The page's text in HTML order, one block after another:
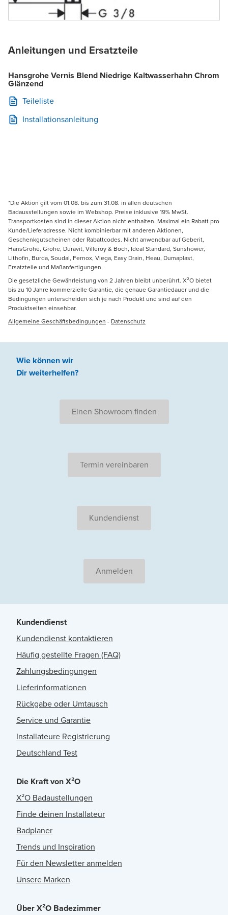
Anleitungen und Ersatzteile
Hansgrohe Vernis Blend Niedrige Kaltwasserhahn Chrom
Glänzend
Teileliste
Installationsanleitung
*Die Aktion gilt vom 01.08. bis zum 31.08. in allen deutschen
Badausstellungen sowie im Webshop. Preise inklusive 19% MwSt.
Transportkosten sind in dieser Aktion nicht enthalten. Maximal ein Rabatt pro
Kunde/Lieferadresse. Nicht kombinierbar mit anderen Aktionen,
Geschenkgutscheinen oder Rabattcodes. Nicht anwendbar auf Geberit,
HansGrohe, Grohe, Duravit, Villeroy & Boch, Ideal Standard, Sunshower,
Lithofin, Burda, Soudal, Fernox, Viega, Easy Drain, Heau, Dumaplast,
Ersatzteile und Maßanfertigungen.
Die gesetzliche Gewährleistung von 2 Jahren bleibt unberührt. X²O bietet
bis zu 10 Jahre kommerzielle Garantie, die genaue Garantiedauer und die
Bedingungen unterscheiden sich je nach Produkt und sind auf den
Produktseiten einsehbar.
Allgemeine Geschäftsbedingungen - Datenschutz
Wie können wir
Dir weiterhelfen?
Einen Showroom finden
Termin vereinbaren
Kundendienst
Anmelden
Kundendienst
Kundendienst kontaktieren
Häufig gestellte Fragen (FAQ)
Zahlungsbedingungen
Lieferinformationen
Rückgabe oder Umtausch
Service und Garantie
Installateure Registrierung
Deutschland Test
Die Kraft von X²O
X²O Badaustellungen
Finde deinen Installateur
Badplaner
Trends und Inspiration
Für den Newsletter anmelden
Unsere Marken
Über X²O Badezimmer